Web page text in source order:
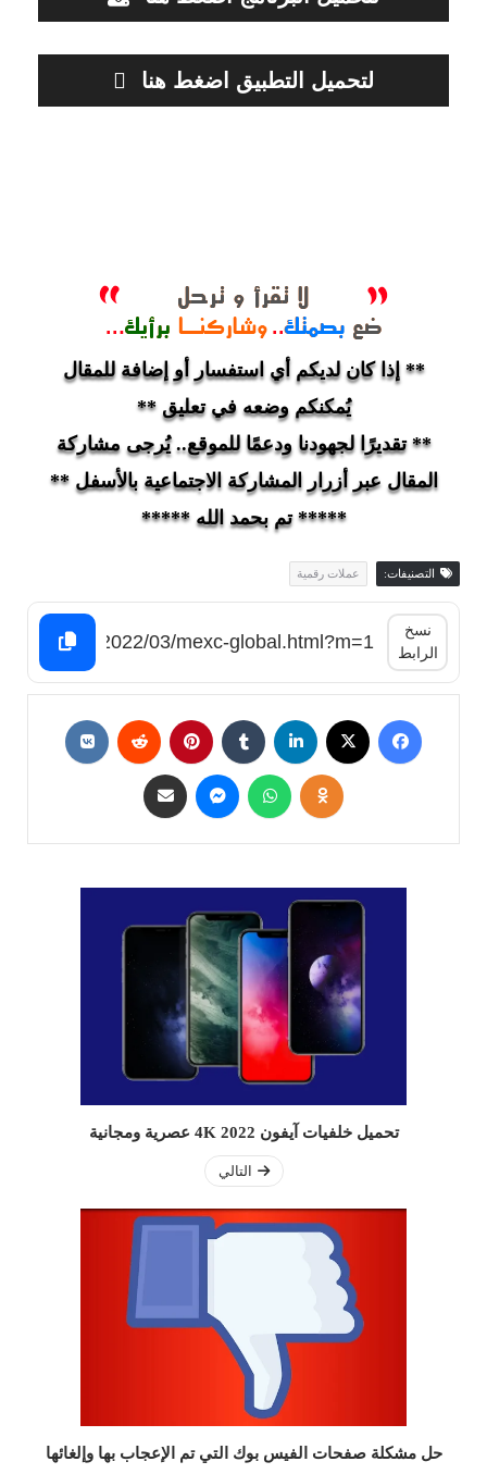
لتحميل التطبيق اضغط هنا
** إذا كان لديكم أي استفسار أو إضافة للمقال
يُمكنكم وضعه في تعليق **
** تقديرًا لجهودنا ودعمًا للموقع.. يُرجى مشاركة
المقال عبر أزرار المشاركة الاجتماعية بالأسفل **
***** تم بحمد الله *****
التصنيفات: عملات رقمية
نسخ
الرابط
تحميل خلفيات آيفون 2022 4K عصرية ومجانية
التالي
حل مشكلة صفحات الفيس بوك التي تم الإعجاب بها وإلغائها